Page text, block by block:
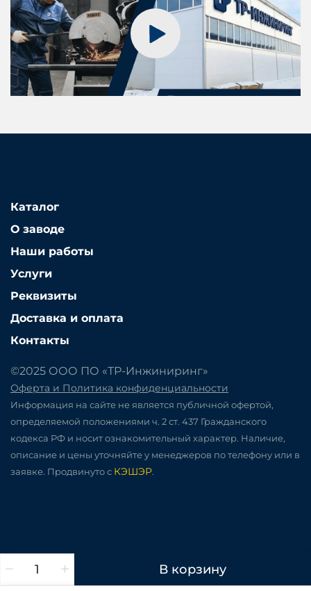
В корзину
Каталог
О заводе
Наши работы
Услуги
Реквизиты
Доставка и оплата
Контакты
©2025 ООО ПО «ТР-Инжиниринг»
Оферта и Политика конфиденциальности
Информация на сайте не является публичной офертой,
определяемой положениями ч. 2 ст. 437 Гражданского
кодекса РФ и носит ознакомительный характер. Наличие,
описание и цены уточняйте у менеджеров по телефону или в
заявке. Продвинуто с КЭШЭР.